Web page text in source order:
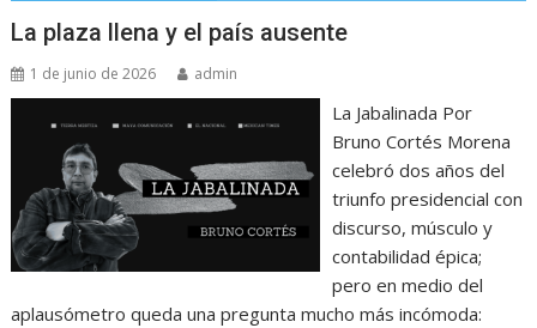
La plaza llena y el país ausente
1 de junio de 2026 admin
La Jabalinada Por
Bruno Cortés Morena
celebró dos años del
triunfo presidencial con
discurso, músculo y
contabilidad épica;
pero en medio del
aplausómetro queda una pregunta mucho más incómoda: